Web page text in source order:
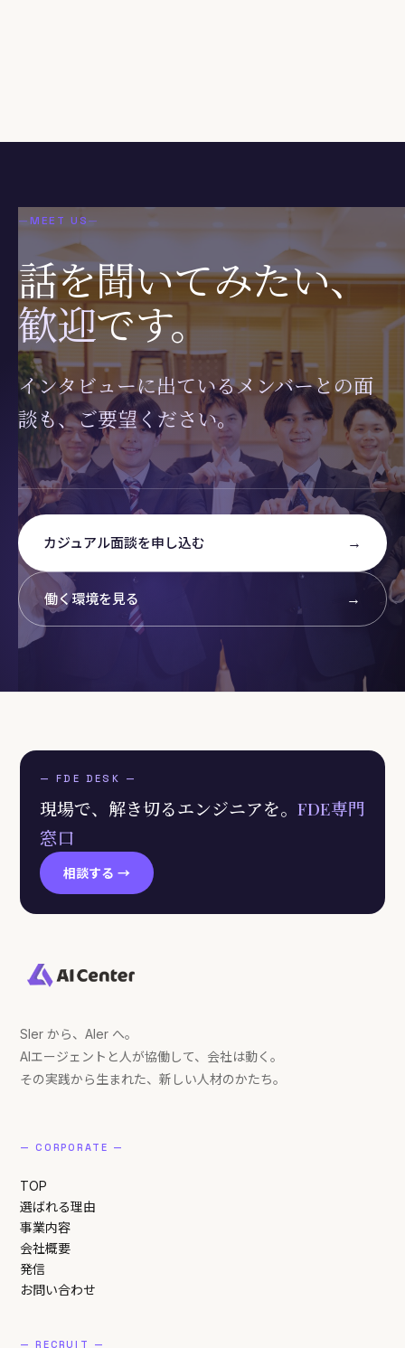
—MEET US—
話を聞いてみたい、
歓迎です。
インタビューに出ているメンバーとの面
談も、ご要望ください。
カジュアル面談を申し込む →
働く環境を見る →
— FDE DESK —
現場で、解き切るエンジニアを。 FDE専門
窓口
相談する →
SIer から、AIer へ。
AIエージェントと人が協働して、会社は動く。
その実践から生まれた、新しい人材のかたち。
— CORPORATE —
TOP
選ばれる理由
事業内容
会社概要
発信
お問い合わせ
— RECRUIT —